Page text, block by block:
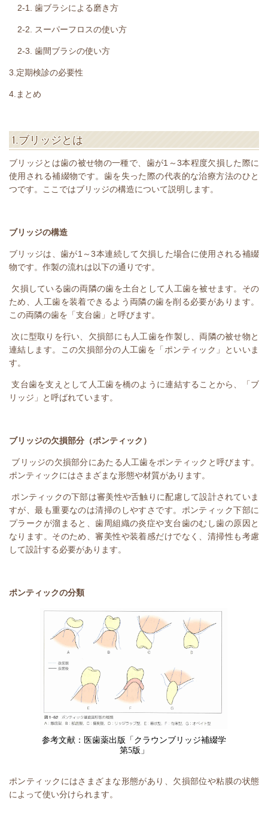
2-1. 歯ブラシによる磨き方
2-2. スーパーフロスの使い方
2-3. 歯間ブラシの使い方
3. 定期検診の必要性
4. まとめ
1.ブリッジとは
ブリッジとは歯の被せ物の一種で、歯が1 ～3本程度欠損した際に
使用される補綴物です。歯を失った際の代表的な治療方法のひと
つです。ここではブリッジの構造について説明します。
ブリッジの構造
ブリッジは、歯が1 ～3本連続して欠損した場合に使用される補綴
物です。作製の流れは以下の通りです。
欠損している歯の両隣の歯を土台として人工歯を被せます。その
ため、人工歯を装着できるよう両隣の歯を削る必要があります。
この両隣の歯を「支台歯」と呼びます。
次に型取りを行い、欠損部にも人工歯を作製し、両隣の被せ物と
連結します。この欠損部分の人工歯を「ポンティック」といいま
す。
支台歯を支えとして人工歯を橋のように連結することから、「ブ
リッジ」と呼ばれています。
ブリッジの欠損部分（ポンティック）
ブリッジの欠損部分にあたる人工歯をポンティックと呼びます。
ポンティックにはさまざまな形態や材質があります。
ポンティックの下部は審美性や舌触りに配慮して設計されていま
すが、最も重要なのは清掃のしやすさです。ポンティック下部に
プラークが溜まると、歯周組織の炎症や支台歯のむし歯の原因と
なります。そのため、審美性や装着感だけでなく、清掃性も考慮
して設計する必要があります。
ポンティックの分類
参考文献：医歯薬出版「クラウンブリッジ補綴学
第5版」
ポンティックにはさまざまな形態があり、欠損部位や粘膜の状態
によって使い分けられます。